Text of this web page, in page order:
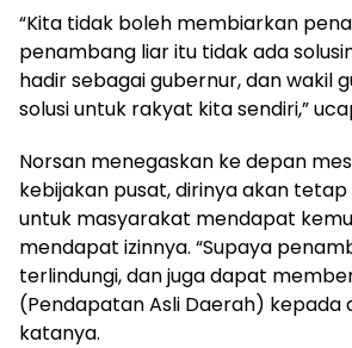
“Kita tidak boleh membiarkan
penambang liar itu tidak ada
hadir sebagai gubernur, dan wakil
solusi untuk rakyat kita sendiri,”
Norsan menegaskan ke depan
kebijakan pusat, dirinya akan
untuk masyarakat mendapat
mendapat izinnya. “Supaya
terlindungi, dan juga dapat
(Pendapatan Asli Daerah) kepada
katanya.